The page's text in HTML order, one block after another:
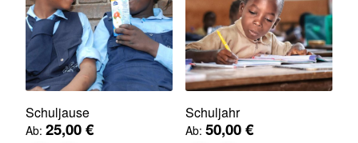
Schuljause
Ab 25,00 €
Schuljahr
Ab 50,00 €